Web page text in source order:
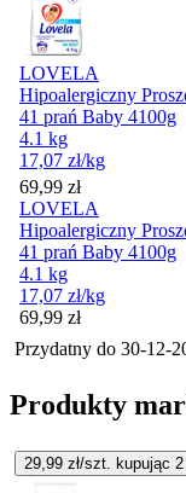
LOVELA
Hipoalergiczny
41 prań Baby 4100g
4.1 kg
17,07 zł/kg
Cena
69,99 zł
LOVELA
Hipoalergiczny
41 prań Baby 4100g
4.1 kg
17,07 zł/kg
Cena
69,99 zł
Przydatny do 30-12-
Produkty
29,99 zł/szt. kupując 2